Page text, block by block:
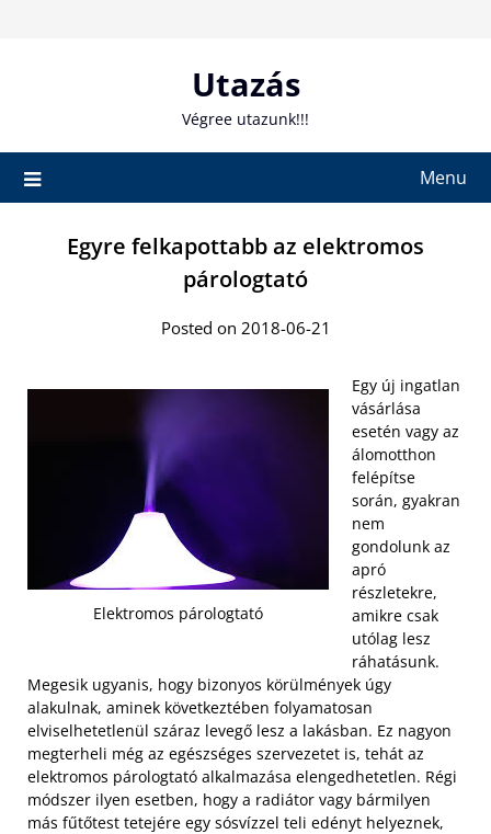
Utazás
Végree utazunk!!!
Menu
Egyre felkapottabb az elektromos
párologtató
Posted on 2018-06-21
Elektromos párologtató
Egy új ingatlan
vásárlása
esetén vagy az
álomotthon
felépítse
során, gyakran
nem
gondolunk az
apró
részletekre,
amikre csak
utólag lesz
ráhatásunk.
Megesik ugyanis, hogy bizonyos körülmények úgy
alakulnak, aminek következtében folyamatosan
elviselhetetlenül száraz levegő lesz a lakásban. Ez nagyon
megterheli még az egészséges szervezetet is, tehát az
elektromos párologtató alkalmazása elengedhetetlen. Régi
módszer ilyen esetben, hogy a radiátor vagy bármilyen
más fűtőtest tetejére egy sósvízzel teli edényt helyeznek,